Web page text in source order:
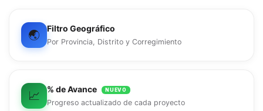
🌏 Filtro Geográfico
Por Provincia, Distrito y Corregimiento
📈 % de Avance NUEVO
Progreso actualizado de cada proyecto